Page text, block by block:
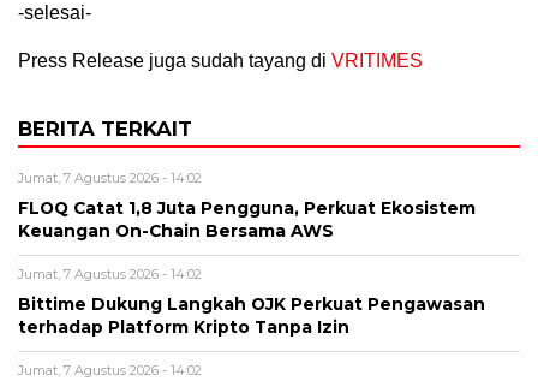
-selesai-
Press Release juga sudah tayang di VRITIMES
BERITA TERKAIT
Jumat, 7 Agustus 2026 - 14:02
FLOQ Catat 1,8 Juta Pengguna, Perkuat Ekosistem
Keuangan On-Chain Bersama AWS
Jumat, 7 Agustus 2026 - 14:02
Bittime Dukung Langkah OJK Perkuat Pengawasan
terhadap Platform Kripto Tanpa Izin
Jumat, 7 Agustus 2026 - 14:02